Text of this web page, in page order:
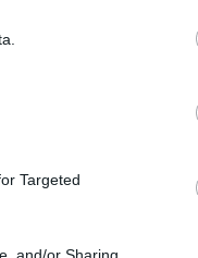
Targeted